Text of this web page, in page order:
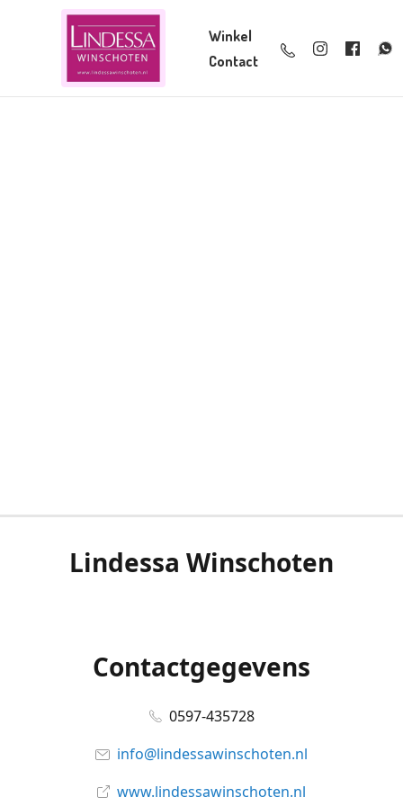
Winkel
Contact
Lindessa Winschoten
Contactgegevens
0597-435728
info@lindessawinschoten.nl
www.lindessawinschoten.nl